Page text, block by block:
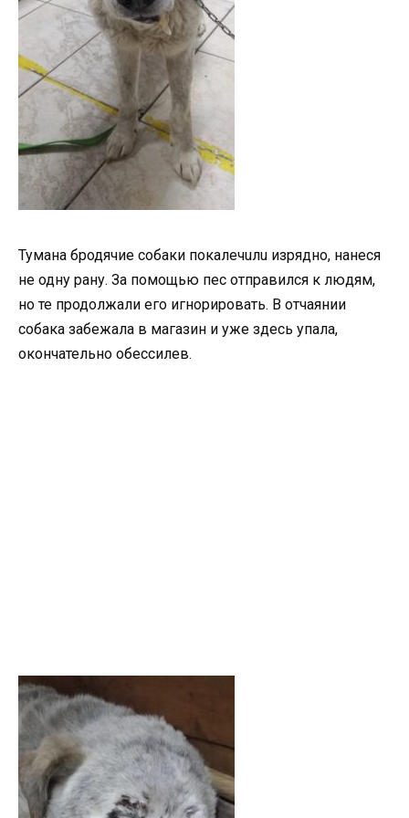
Тумана бродячие собаки покалечuлu изрядно, нанеся
не одну рану. За помощью пес отправился к людям,
но те продолжали его игнорировать. В отчаянии
собака забежала в магазин и уже здесь упала,
окончательно обессилев.